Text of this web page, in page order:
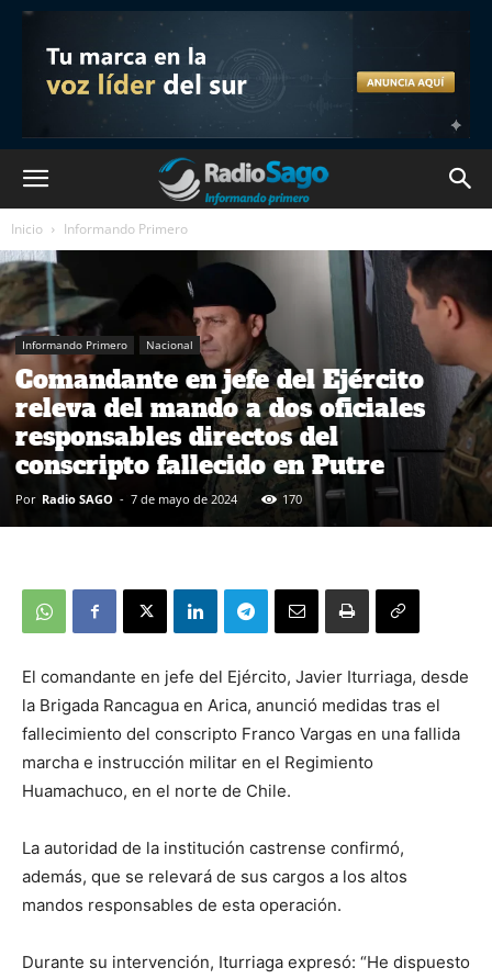
Inicio Informando Primero
Informando Primero Nacional
Comandante en jefe del Ejército
releva del mando a dos oficiales
responsables directos del
conscripto fallecido en Putre
Por Radio SAGO - 7 de mayo de 2024 170
El comandante en jefe del Ejército, Javier Iturriaga, desde
la Brigada Rancagua en Arica, anunció medidas tras el
fallecimiento del conscripto Franco Vargas en una fallida
marcha e instrucción militar en el Regimiento
Huamachuco, en el norte de Chile.
La autoridad de la institución castrense confirmó,
además, que se relevará de sus cargos a los altos
mandos responsables de esta operación.
Durante su intervención, Iturriaga expresó: “He dispuesto